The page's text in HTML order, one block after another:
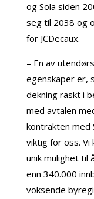
og Sola siden
seg til 2038 og
for JCDecaux.
– En av
egenskaper er,
dekning raskt i
med avtalen
kontrakten med
viktig for oss.
unik mulighet til
enn 340.000
voksende